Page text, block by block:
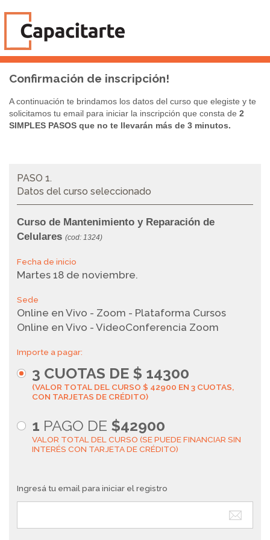
Confirmación de inscripción!
A continuación te brindamos los datos del curso que elegiste y te
solicitamos tu email para iniciar la inscripción que consta de 2
SIMPLES PASOS que no te llevarán más de 3 minutos.
PASO 1.
Datos del curso seleccionado
Curso de Mantenimiento y Reparación de
Celulares (cod: 1324)
Fecha de inicio
Martes 18 de noviembre.
Sede
Online en Vivo - Zoom - Plataforma Cursos
Online en Vivo - VideoConferencia Zoom
Importe a pagar:
3 CUOTAS DE $ 14300
(VALOR TOTAL DEL CURSO $ 42900 EN 3 CUOTAS,
CON TARJETAS DE CRÉDITO)
1 PAGO DE $42900
VALOR TOTAL DEL CURSO (SE PUEDE FINANCIAR SIN
INTERÉS CON TARJETA DE CRÉDITO)
Ingresá tu email para iniciar el registro